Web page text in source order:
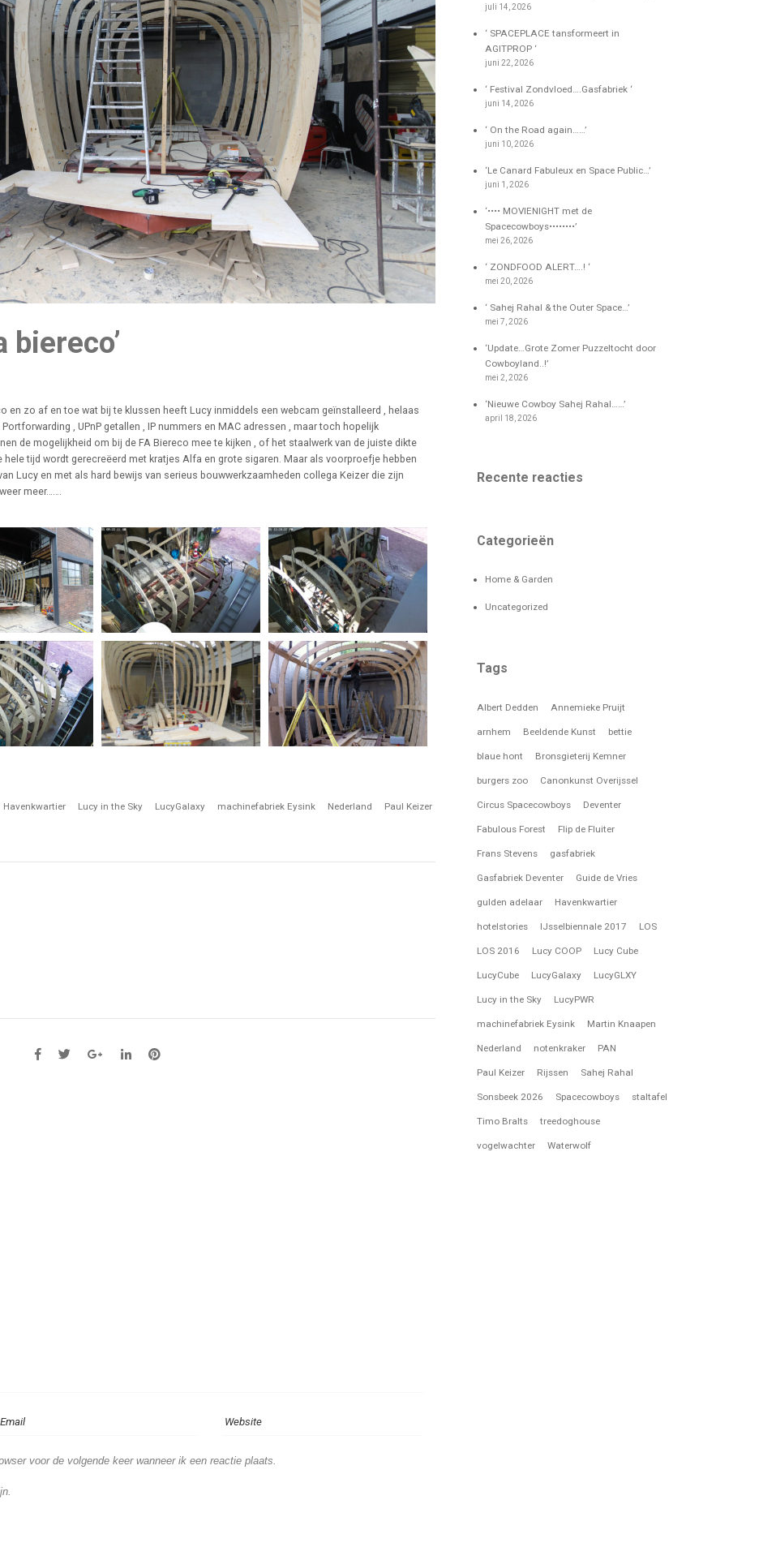
biereco’
en zo af en toe wat bij te klussen heeft Lucy inmiddels een webcam geïnstalleerd , helaas
, UPnP getallen , IP nummers en MAC adressen , maar toch hopelijk
de mogelijkheid om bij de FA Biereco mee te kijken , of het staalwerk van de juiste dikte
tijd wordt gerecreëerd met kratjes Alfa en grote sigaren. Maar als voorproefje hebben
Lucy en met als hard bewijs van serieus bouwwerkzaamheden collega Keizer die zijn
meer…….
Havenkwartier Lucy in the Sky LucyGalaxy machinefabriek Eysink Nederland Paul Keizer
voor de volgende keer wanneer ik een reactie plaats.
juli 14, 2026
‘ SPACEPLACE tansformeert in
AGITPROP ‘
juni 22, 2026
‘ Festival Zondvloed….Gasfabriek ‘
juni 14, 2026
‘ On the Road again……’
juni 10, 2026
‘Le Canard Fabuleux en Space Public…’
juni 1, 2026
‘•••• MOVIENIGHT met de
Spacecowboys••••••••’
mei 26, 2026
‘ ZONDFOOD ALERT….! ‘
mei 20, 2026
‘ Sahej Rahal & the Outer Space…’
mei 7, 2026
‘Update…Grote Zomer Puzzeltocht door
Cowboyland..!’
mei 2, 2026
‘Nieuwe Cowboy Sahej Rahal……’
april 18, 2026
Recente reacties
Categorieën
Home & Garden
Uncategorized
Tags
Albert Dedden Annemieke Pruijt
arnhem Beeldende Kunst bettie
blaue hont Bronsgieterij Kemner
burgers zoo Canonkunst Overijssel
Circus Spacecowboys Deventer
Fabulous Forest Flip de Fluiter
Frans Stevens gasfabriek
Gasfabriek Deventer Guide de Vries
gulden adelaar Havenkwartier
hotelstories IJsselbiennale 2017 LOS
LOS 2016 Lucy COOP Lucy Cube
LucyCube LucyGalaxy LucyGLXY
Lucy in the Sky LucyPWR
machinefabriek Eysink Martin Knaapen
Nederland notenkraker PAN
Paul Keizer Rijssen Sahej Rahal
Sonsbeek 2026 Spacecowboys staltafel
Timo Bralts treedoghouse
vogelwachter Waterwolf